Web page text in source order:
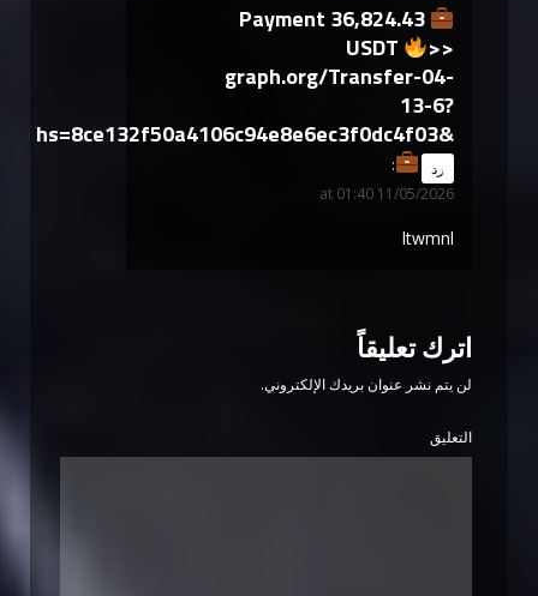
Payment 36,824.43
USDT
>>
graph.org/Transfer-04-
13-6?
hs=8ce132f50a4106c94e8e6ec3f0dc4f03&
says:
11/05/2026 at 01:40
رد
ltwmnl
اترك تعليقاً
لن يتم نشر عنوان بريدك الإلكتروني.
التعليق